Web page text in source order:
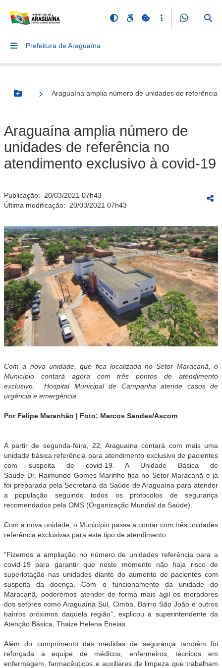
Prefeitura de Araguaína
Botão Menu
Araguaína amplia número de unidades de referência
Araguaína amplia número de
unidades de referência no
atendimento exclusivo à covid-19
Publicação: 20/03/2021 07h43
Última modificação: 20/03/2021 07h43
Com a nova unidade, que fica localizada no Setor Maracanã, o
Município contará agora com três pontos de atendimento
exclusivo.
Hospital Municipal de Campanha atende casos de
urgência e emergência
Por Felipe Maranhão | Foto: Marcos Sandes/Ascom
A partir de segunda-feira, 22, Araguaína contará com mais uma
unidade básica referência para atendimento exclusivo de pacientes
com suspeita de covid-19. A Unidade Básica de
Saúde Dr. Raimundo Gomes Marinho fica no Setor Maracanã e já
foi preparada pela Secretaria da Saúde de Araguaína para atender
a população seguindo todos os protocolos de segurança
recomendados pela OMS (Organização Mundial da Saúde).
Com a nova unidade, o Município passa a contar com três unidades
referência exclusivas para este tipo de atendimento.
“Fizemos a ampliação no número de unidades referência para a
covid-19 para garantir que neste momento não haja risco de
superlotação nas unidades diante do aumento de pacientes com
suspeita da doença. Com o funcionamento da unidade do
Maracanã, poderemos atender de forma mais ágil os moradores
dos setores como Araguaína Sul, Cimba, Bairro São João e outros
bairros próximos daquela região”, explicou a superintendente da
Atenção Básica, Thaize Helena Eneias.
Além do cumprimento das medidas de segurança também foi
reforçada a equipe de médicos, enfermeiros, técnicos em
enfermagem, farmacêuticos e auxiliares de limpeza que trabalham